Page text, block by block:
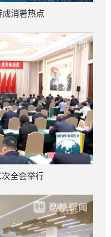
成消暑热点
全会举行